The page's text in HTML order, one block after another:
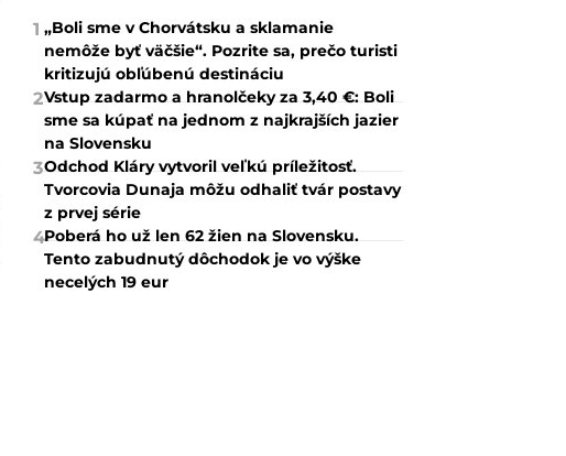
1 „Boli sme v Chorvátsku a sklamanie
nemôže byť väčšie“. Pozrite sa, prečo turisti
kritizujú obľúbenú destináciu
2Vstup zadarmo a hranolčeky za 3,40 €: Boli
sme sa kúpať na jednom z najkrajších jazier
na Slovensku
3Odchod Kláry vytvoril veľkú príležitosť.
Tvorcovia Dunaja môžu odhaliť tvár postavy
z prvej série
4Poberá ho už len 62 žien na Slovensku.
Tento zabudnutý dôchodok je vo výške
necelých 19 eur